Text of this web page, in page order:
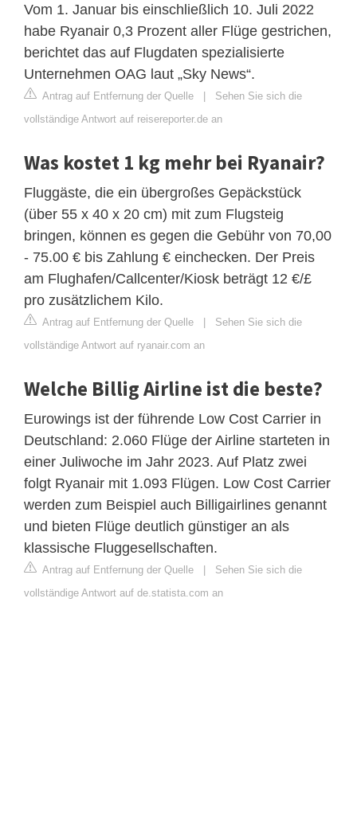
Vom 1. Januar bis einschließlich 10. Juli 2022
habe Ryanair 0,3 Prozent aller Flüge gestrichen,
berichtet das auf Flugdaten spezialisierte
Unternehmen OAG laut „Sky News“.
Antrag auf Entfernung der Quelle | Sehen Sie sich die
vollständige Antwort auf reisereporter.de an
Was kostet 1 kg mehr bei Ryanair?
Fluggäste, die ein übergroßes Gepäckstück
(über 55 x 40 x 20 cm) mit zum Flugsteig
bringen, können es gegen die Gebühr von 70,00
- 75.00 € bis Zahlung € einchecken. Der Preis
am Flughafen/Callcenter/Kiosk beträgt 12 €/£
pro zusätzlichem Kilo.
Antrag auf Entfernung der Quelle | Sehen Sie sich die
vollständige Antwort auf ryanair.com an
Welche Billig Airline ist die beste?
Eurowings ist der führende Low Cost Carrier in
Deutschland: 2.060 Flüge der Airline starteten in
einer Juliwoche im Jahr 2023. Auf Platz zwei
folgt Ryanair mit 1.093 Flügen. Low Cost Carrier
werden zum Beispiel auch Billigairlines genannt
und bieten Flüge deutlich günstiger an als
klassische Fluggesellschaften.
Antrag auf Entfernung der Quelle | Sehen Sie sich die
vollständige Antwort auf de.statista.com an